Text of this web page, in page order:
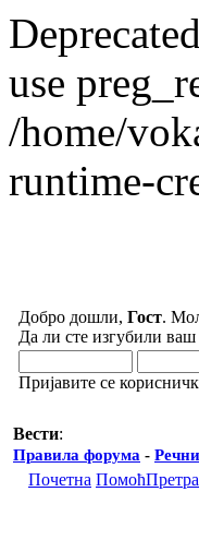
use
/home/
runtime-
Добро дошли, Гост.
Да ли сте изгубили ваш
Пријавите се
Вести:
Правила форума -
Почетна Помоћ